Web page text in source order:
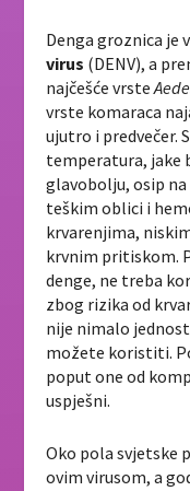
Denga groznica je
virus (DENV), a
najčešće vrste
vrste komaraca
ujutro i predvečer.
temperatura, jake
glavobolju, osip na
teškim oblici i
krvarenjima,
krvnim pritiskom.
denge, ne treba
zbog rizika od
nije nimalo
možete koristiti.
poput one od
uspješni.
Oko pola svjetske
ovim virusom, a